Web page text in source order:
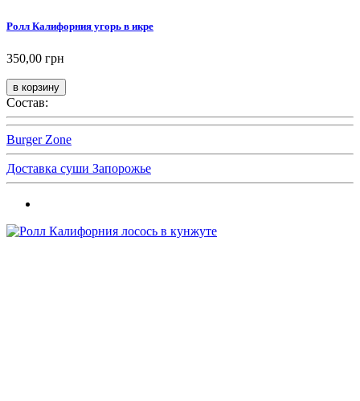
Ролл Калифорния угорь в икре
350,00 грн
Состав:
Burger Zone
Доставка суши Запорожье